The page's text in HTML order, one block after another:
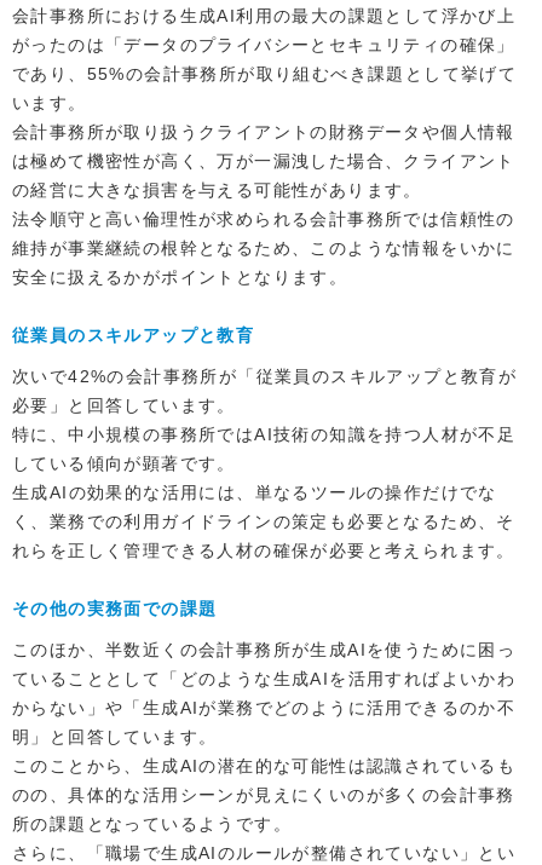
会計事務所における生成AI利用の最大の課題として浮かび上
がったのは「データのプライバシーとセキュリティの確保」
であり、55%の会計事務所が取り組むべき課題として挙げて
います。
会計事務所が取り扱うクライアントの財務データや個人情報
は極めて機密性が高く、万が一漏洩した場合、クライアント
の経営に大きな損害を与える可能性があります。
法令順守と高い倫理性が求められる会計事務所では信頼性の
維持が事業継続の根幹となるため、このような情報をいかに
安全に扱えるかがポイントとなります。
従業員のスキルアップと教育
次いで42%の会計事務所が「従業員のスキルアップと教育が
必要」と回答しています。
特に、中小規模の事務所ではAI技術の知識を持つ人材が不足
している傾向が顕著です。
生成AIの効果的な活用には、単なるツールの操作だけでな
く、業務での利用ガイドラインの策定も必要となるため、そ
れらを正しく管理できる人材の確保が必要と考えられます。
その他の実務面での課題
このほか、半数近くの会計事務所が生成AIを使うために困っ
ていることとして「どのような生成AIを活用すればよいかわ
からない」や「生成AIが業務でどのように活用できるのか不
明」と回答しています。
このことから、生成AIの潜在的な可能性は認識されているも
のの、具体的な活用シーンが見えにくいのが多くの会計事務
所の課題となっているようです。
さらに、「職場で生成AIのルールが整備されていない」とい